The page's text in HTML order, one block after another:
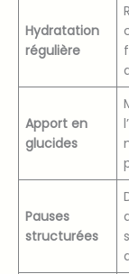
Hydratation
régulière
Apport en
glucides
Pauses
structurées